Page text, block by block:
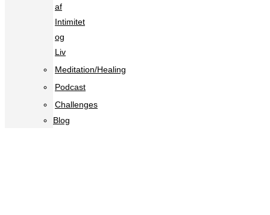
af
Intimitet
og
Liv
Meditation/Healing
Podcast
Challenges
Blog